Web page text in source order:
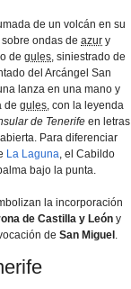
de un volcán en su
ondas de azur y
de gules, siniestrado de
del Arcángel San
lanza en una mano y
de gules, con la leyenda
de Tenerife en letras
Para diferenciar
La Laguna, el Cabildo
bajo la punta.
la incorporación
de Castilla y León y
de San Miguel .